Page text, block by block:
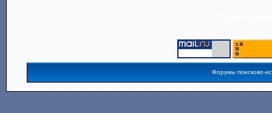
Форумы поисково-